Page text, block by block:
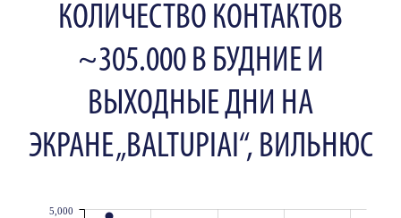
КОЛИЧЕСТВО КОНТАКТОВ
~305.000 В БУДНИЕ И
ВЫХОДНЫЕ ДНИ НА
ЭКРАНЕ „BALTUPIAI“, ВИЛЬНЮС
5,000